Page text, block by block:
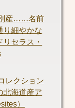
別産……名前
り細やかな
セラス・
レクション
北海道産ア
）